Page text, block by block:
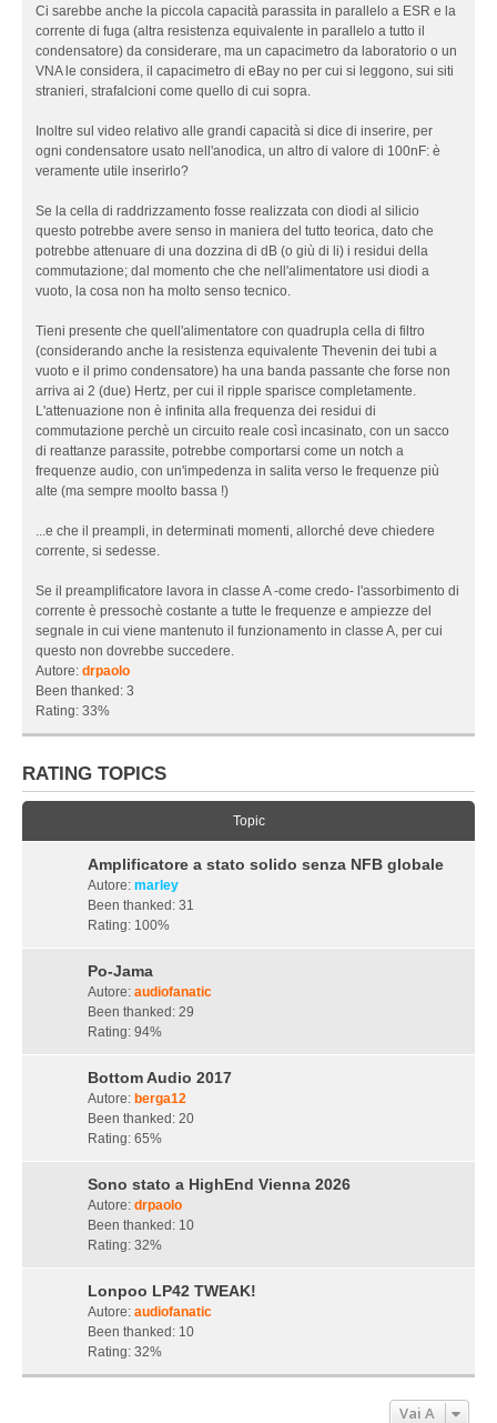
a
t
o
s
l
i
d
s
e
n
z
a
F
B
g
l
o
b
a
l
e
m
e
n
t
a
i
o
n
P
r
e
e
F
n
a
l
e
Ci sarebbe anche la piccola capacità parassita in parallelo a ESR e la
corrente di fuga (altra resistenza equivalente in parallelo a tutto il
condensatore) da considerare, ma un capacimetro da laboratorio o un
VNA le considera, il capacimetro di eBay no per cui si leggono, sui siti
stranieri, strafalcioni come quello di cui sopra.
Inoltre sul video relativo alle grandi capacità si dice di inserire, per
ogni condensatore usato nell'anodica, un altro di valore di 100nF: è
veramente utile inserirlo?
Se la cella di raddrizzamento fosse realizzata con diodi al silicio
questo potrebbe avere senso in maniera del tutto teorica, dato che
potrebbe attenuare di una dozzina di dB (o giù di li) i residui della
commutazione; dal momento che che nell'alimentatore usi diodi a
vuoto, la cosa non ha molto senso tecnico.
Tieni presente che quell'alimentatore con quadrupla cella di filtro
(considerando anche la resistenza equivalente Thevenin dei tubi a
vuoto e il primo condensatore) ha una banda passante che forse non
arriva ai 2 (due) Hertz, per cui il ripple sparisce completamente.
L'attenuazione non è infinita alla frequenza dei residui di
commutazione perchè un circuito reale così incasinato, con un sacco
di reattanze parassite, potrebbe comportarsi come un notch a
frequenze audio, con un'impedenza in salita verso le frequenze più
alte (ma sempre moolto bassa !)
...e che il preampli, in determinati momenti, allorché deve chiedere
corrente, si sedesse.
Se il preamplificatore lavora in classe A -come credo- l'assorbimento di
corrente è pressochè costante a tutte le frequenze e ampiezze del
segnale in cui viene mantenuto il funzionamento in classe A, per cui
questo non dovrebbe succedere.
Autore: drpaolo
Been thanked: 3
Rating: 33%
RATING TOPICS
Topic
Amplificatore a stato solido senza NFB globale
Autore: marley
Been thanked: 31
Rating: 100%
Po-Jama
Autore: audiofanatic
Been thanked: 29
Rating: 94%
Bottom Audio 2017
Autore: berga12
Been thanked: 20
Rating: 65%
Sono stato a HighEnd Vienna 2026
Autore: drpaolo
Been thanked: 10
Rating: 32%
Lonpoo LP42 TWEAK!
Autore: audiofanatic
Been thanked: 10
Rating: 32%
Vai A